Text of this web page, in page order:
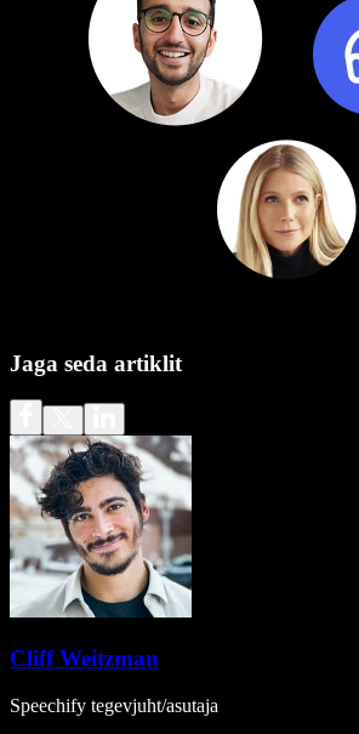
Jaga seda artiklit
Cliff Weitzman
Speechify tegevjuht/asutaja